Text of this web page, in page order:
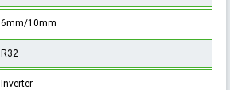
6mm/10mm
R32
Inverter